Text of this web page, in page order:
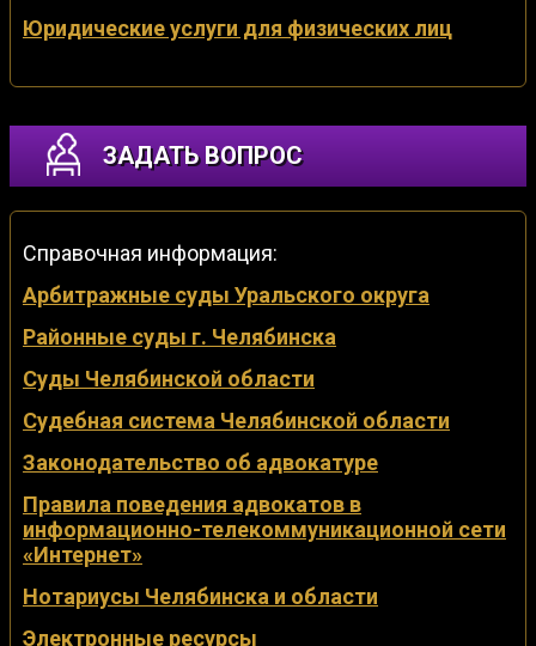
Юридические услуги для физических лиц
ЗАДАТЬ ВОПРОС
Справочная информация:
Арбитражные суды Уральского округа
Районные суды г. Челябинска
Суды Челябинской области
Судебная система Челябинской области
Законодательство об адвокатуре
Правила поведения адвокатов в
информационно-телекоммуникационной сети
«Интернет»
Нотариусы Челябинска и области
Электронные ресурсы